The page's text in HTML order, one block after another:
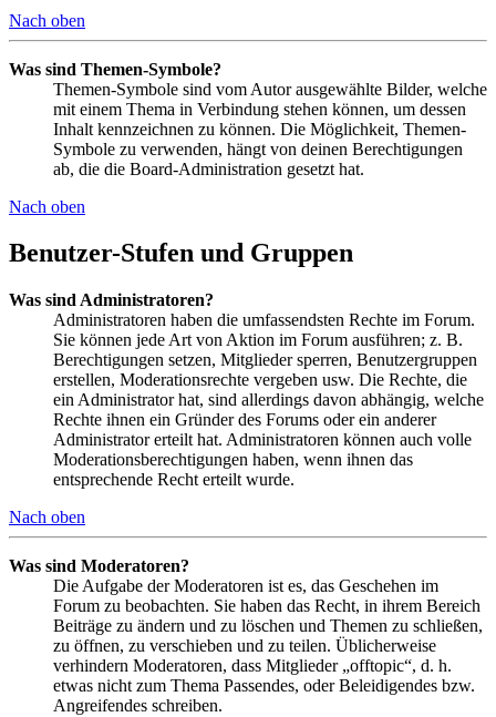
Nach oben
Was sind Themen-Symbole?
Themen-Symbole sind vom Autor ausgewählte Bilder, welche
mit einem Thema in Verbindung stehen können, um dessen
Inhalt kennzeichnen zu können. Die Möglichkeit, Themen-
Symbole zu verwenden, hängt von deinen Berechtigungen
ab, die die Board-Administration gesetzt hat.
Nach oben
Benutzer-Stufen und Gruppen
Was sind Administratoren?
Administratoren haben die umfassendsten Rechte im Forum.
Sie können jede Art von Aktion im Forum ausführen; z. B.
Berechtigungen setzen, Mitglieder sperren, Benutzergruppen
erstellen, Moderationsrechte vergeben usw. Die Rechte, die
ein Administrator hat, sind allerdings davon abhängig, welche
Rechte ihnen ein Gründer des Forums oder ein anderer
Administrator erteilt hat. Administratoren können auch volle
Moderationsberechtigungen haben, wenn ihnen das
entsprechende Recht erteilt wurde.
Nach oben
Was sind Moderatoren?
Die Aufgabe der Moderatoren ist es, das Geschehen im
Forum zu beobachten. Sie haben das Recht, in ihrem Bereich
Beiträge zu ändern und zu löschen und Themen zu schließen,
zu öffnen, zu verschieben und zu teilen. Üblicherweise
verhindern Moderatoren, dass Mitglieder „offtopic“, d. h.
etwas nicht zum Thema Passendes, oder Beleidigendes bzw.
Angreifendes schreiben.